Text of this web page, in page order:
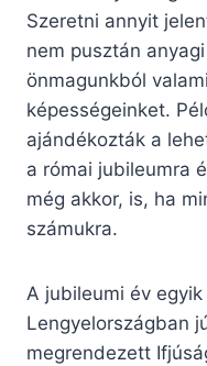
Szeretni annyit
nem pusztán
önmagunkból
képességeinket.
ajándékozták a
a római jubileumra
még akkor, is, ha
számukra.
A jubileumi év
Lengyelországban
megrendezett